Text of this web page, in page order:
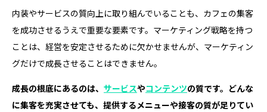
内装やサービスの質向上に取り組んでいることも、カフェの集客
を成功させるうえで重要な要素です。マーケティング戦略を持つ
ことは、経営を安定させるために欠かせませんが、マーケティン
グだけで成長させることはできません。
成長の根底にあるのは、 サービスやコンテンツの質です。どんな
に集客を充実させても、提供するメニューや接客の質が足りてい